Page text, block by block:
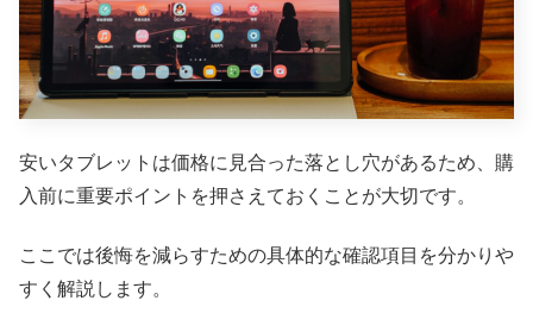
安いタブレットは価格に見合った落とし穴があるため、購
入前に重要ポイントを押さえておくことが大切です。
ここでは後悔を減らすための具体的な確認項目を分かりや
すく解説します。